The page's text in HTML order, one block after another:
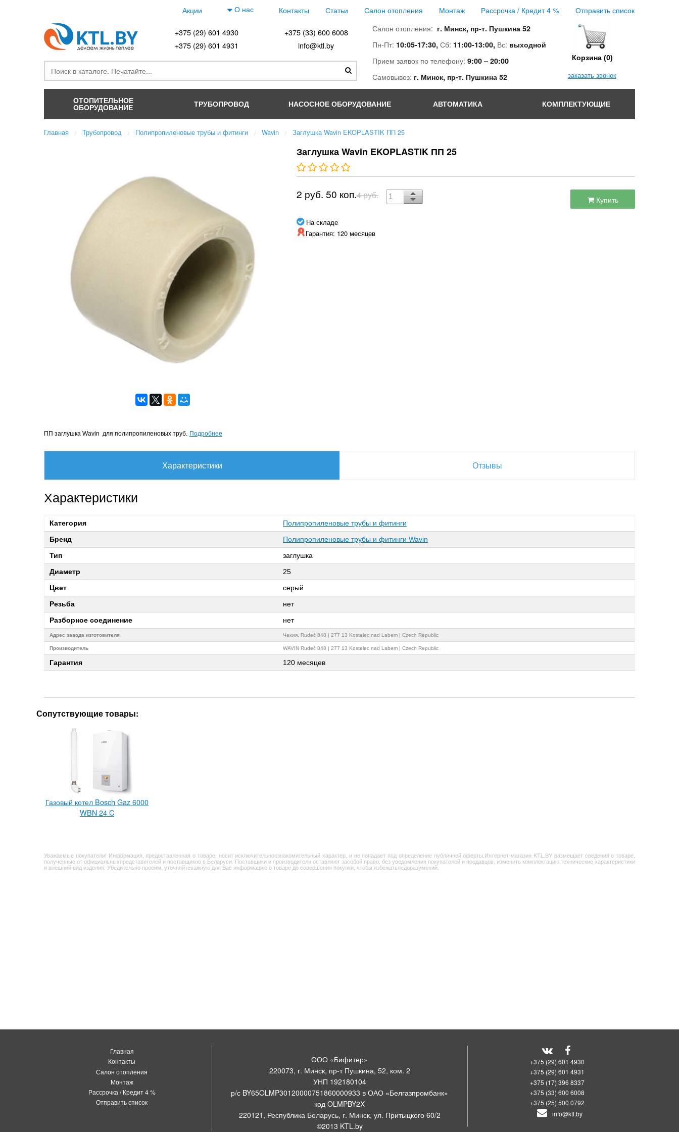
Акции О нас Контакты Статьи Салон отопления Монтаж Рассрочка / Кредит 4 % Отправить список
+375 (29) 601 4930
+375 (33) 600 6008
+375 (29) 601 4931
info@ktl.by
Салон отопления: г. Минск, пр-т. Пушкина 52
Пн-Пт: 10:05-17:30, Сб: 11:00-13:00, Вс: выходной
Прием заявок по телефону: 9:00 – 20:00
Самовывоз: г. Минск, пр-т. Пушкина 52
Корзина (0)
заказать звонок
ОТОПИТЕЛЬНОЕ
ОБОРУДОВАНИЕ ТРУБОПРОВОД НАСОСНОЕ ОБОРУДОВАНИЕ АВТОМАТИКА КОМПЛЕКТУЮЩИЕ
Главная Трубопровод Полипропиленовые трубы и фитинги Wavin Заглушка Wavin EKOPLASTIK ПП 25
Заглушка Wavin EKOPLASTIK ПП 25
2 руб. 50 коп.4 руб. Купить
На складе
Гарантия: 120 месяцев
ПП заглушка Wavin для полипропиленовых труб. Подробнее
Характеристики Отзывы
Характеристики
Категория
Полипропиленовые трубы и фитинги
Бренд
Полипропиленовые трубы и фитинги Wavin
Тип
заглушка
Диаметр
25
Цвет
серый
Резьба
нет
Разборное соединение
нет
Адрес завода изготовителя Чехия, Rudeč 848 | 277 13 Kostelec nad Labem | Czech Republic
Производитель WAVIN Rudeč 848 | 277 13 Kostelec nad Labem | Czech Republic
Гарантия 120 месяцев
Сопутствующие товары:
Газовый котел Bosch Gaz 6000
WBN 24 C
Уважаемые покупатели! Информация, предоставленная о товаре, носит исключительноознакомительный характер, и не попадает под определение публичной оферты.Интернет-магазин KTL.BY размещает сведения о товаре,
полученные от официальныхпредставителей и поставщиков в Беларуси. Поставщики и производители оставляют засобой право, без уведомления покупателей и продавцов, изменить комплектацию,технические характеристики
и внешний вид изделия. Убедительно просим, уточняйтеважную для Вас информацию о товаре до совершения покупки, чтобы избежатьнедоразумений.
Главная
Контакты
Салон отопления
Монтаж
Рассрочка / Кредит 4 %
Отправить список
ООО «Бифитер»
220073, г. Минск, пр-т Пушкина, 52, ком. 2
УНП 192180104
р/с BY65OLMP30120000751860000933 в ОАО «Белгазпромбанк»
код OLMPBY2X
220121, Республика Беларусь, г. Минск, ул. Притыцкого 60/2
©2013 KTL.by
+375 (29) 601 4930
+375 (29) 601 4931
+375 (17) 396 8337
+375 (33) 600 6008
+375 (25) 500 0792
info@ktl.by